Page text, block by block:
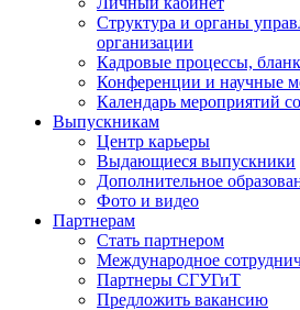
Структура и органы
организации
Кадровые процессы,
Конференции и научные
Календарь мероприятий
Выпускникам
Центр карьеры
Выдающиеся выпускники
Дополнительное
Фото и видео
Партнерам
Стать партнером
Международное
Партнеры СГУГиТ
Предложить вакансию